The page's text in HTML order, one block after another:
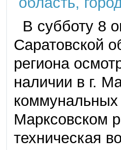
В субботу 8
Саратовской
региона
наличии в г.
коммунальных
Марксовском
техническая